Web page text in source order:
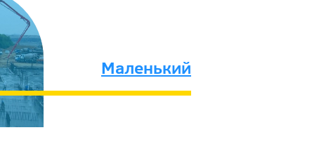
Маленький